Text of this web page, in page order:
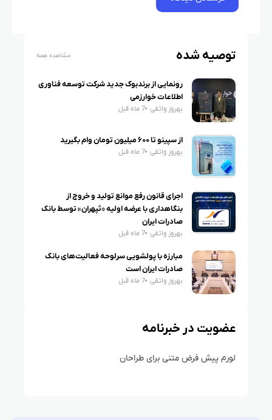
توصیه شده مشاهده همه
رونمایی از برندبوک جدید شرکت توسعه فناوری
اطلاعات خوارزمی
بهروز واثقی 7 ماه قبل
از سپینو تا ۶۰۰ میلیون تومان وام بگیرید
بهروز واثقی 7 ماه قبل
اجرای قانون رفع موانع تولید و خروج از
بنگاهداری با عرضه اولیه «ثپهران» توسط بانک
صادرات ایران
بهروز واثقی 7 ماه قبل
مبارزه با پولشویی سرلوحه فعالیت‌های بانک
صادرات ایران است
بهروز واثقی 7 ماه قبل
عضویت در خبرنامه
لورم پیش فرض متنی برای طراحان